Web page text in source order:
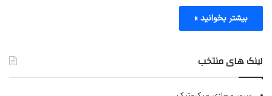
بیشتر بخوانید »
لینک های منتخب